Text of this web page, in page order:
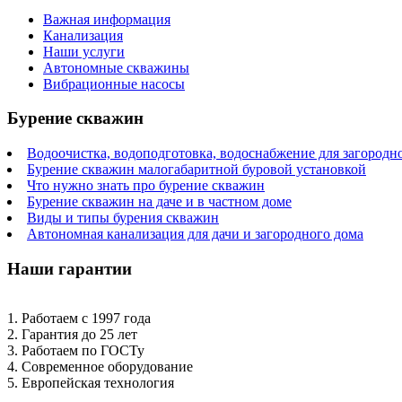
Важная информация
Канализация
Наши услуги
Автономные скважины
Вибрационные насосы
Бурение скважин
Водоочистка, водоподготовка, водоснабжение для
Бурение скважин малогабаритной буровой установкой
Что нужно знать про бурение скважин
Бурение скважин на даче и в частном доме
Виды и типы бурения скважин
Автономная канализация для дачи и загородного дома
Наши гарантии
1. Работаем с 1997 года
2. Гарантия до 25 лет
3. Работаем по ГОСТу
4. Современное оборудование
5. Европейская технология